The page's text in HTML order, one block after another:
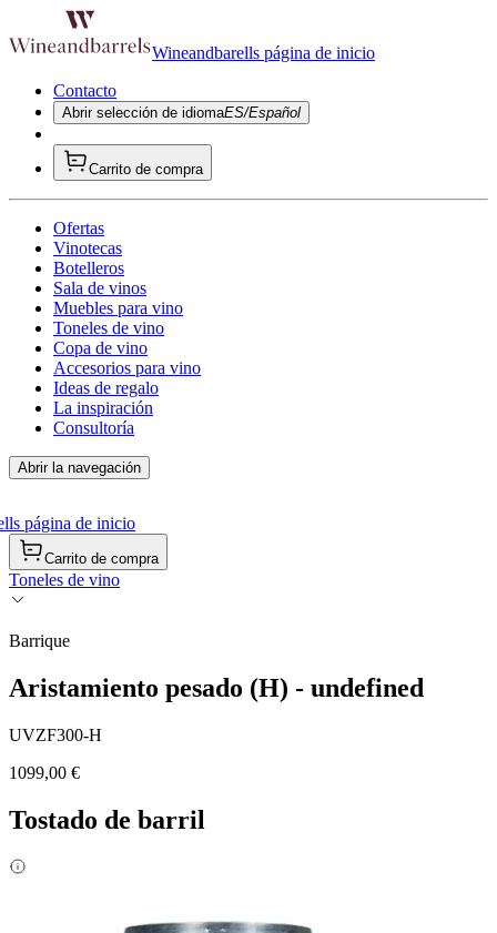
Wineandbarells página de inicio
Contacto
Abrir selección de idiomaES/Español
Carrito de compra
Ofertas
Vinotecas
Botelleros
Sala de vinos
Muebles para vino
Toneles de vino
Copa de vino
Accesorios para vino
Ideas de regalo
La inspiración
Consultoría
Abrir la navegación
página de inicio
Carrito de compra
Toneles de vino
Barrique
Aristamiento pesado (H) - undefined
UVZF300-H
1099,00 €
Tostado de barril